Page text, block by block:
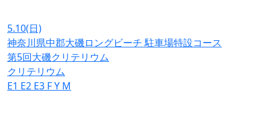
5.10(日)
神奈川県中郡大磯ロングビーチ 駐車場特設コース
第5回大磯クリテリウム
クリテリウム
E1 E2 E3 FY M